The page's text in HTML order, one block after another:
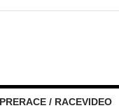
/ RACEVIDEO